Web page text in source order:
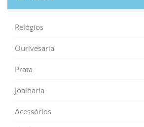
Relógios
Ourivesaria
Prata
Joalharia
Acessórios